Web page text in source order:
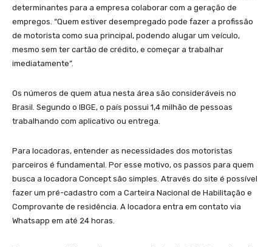
determinantes para a empresa colaborar com a geração de
empregos. “Quem estiver desempregado pode fazer a profissão
de motorista como sua principal, podendo alugar um veículo,
mesmo sem ter cartão de crédito, e começar a trabalhar
imediatamente”.
Os números de quem atua nesta área são consideráveis no
Brasil. Segundo o IBGE, o país possui 1,4 milhão de pessoas
trabalhando com aplicativo ou entrega.
Para locadoras, entender as necessidades dos motoristas
parceiros é fundamental. Por esse motivo, os passos para quem
busca a locadora Concept são simples. Através do site é possível
fazer um pré-cadastro com a Carteira Nacional de Habilitação e
Comprovante de residência. A locadora entra em contato via
Whatsapp em até 24 horas.